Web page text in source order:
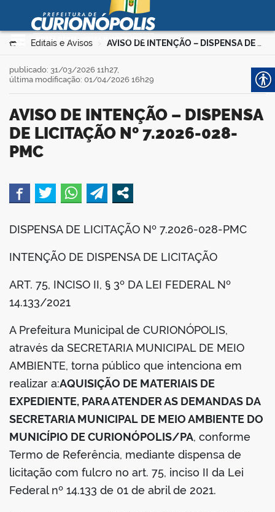
Ir para o conteúdo
Prefeitura Municipal de
Curionópolis
Você está aqui:
Editais e Avisos > AVISO DE INTENÇÃO – DISPENSA DE LICITAÇÃO Nº 7.2026-028-PMC
AVISO DE INTENÇÃO – DISPENSA
DE LICITAÇÃO Nº 7.2026-028-
PMC
publicado: 31/03/2026 11h27,
última modificação: 01/04/2026 16h29
DISPENSA DE LICITAÇÃO Nº 7.2026-028-PMC
INTENÇÃO DE DISPENSA DE LICITAÇÃO
ART. 75, INCISO II, § 3º DA LEI FEDERAL Nº
14.133/2021
A Prefeitura Municipal de CURIONÓPOLIS,
através da SECRETARIA MUNICIPAL DE MEIO
AMBIENTE, torna público que intenciona em
realizar a:AQUISIÇÃO DE MATERIAIS DE
EXPEDIENTE, PARA ATENDER AS DEMANDAS DA
SECRETARIA MUNICIPAL DE MEIO AMBIENTE DO
MUNICÍPIO DE CURIONÓPOLIS/PA, conforme
Termo de Referência, mediante dispensa de
licitação com fulcro no art. 75, inciso II da Lei
Federal nº 14.133 de 01 de abril de 2021.